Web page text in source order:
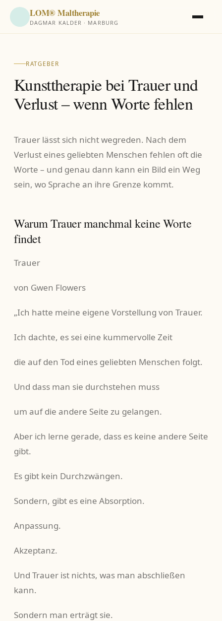
LOM® Maltherapie
DAGMAR KALDER · MARBURG
RATGEBER
Kunsttherapie bei Trauer und
Verlust – wenn Worte fehlen
Trauer lässt sich nicht wegreden. Nach dem
Verlust eines geliebten Menschen fehlen oft die
Worte – und genau dann kann ein Bild ein Weg
sein, wo Sprache an ihre Grenze kommt.
Warum Trauer manchmal keine Worte
findet
Trauer
von Gwen Flowers
„Ich hatte meine eigene Vorstellung von Trauer.
Ich dachte, es sei eine kummervolle Zeit
die auf den Tod eines geliebten Menschen folgt.
Und dass man sie durchstehen muss
um auf die andere Seite zu gelangen.
Aber ich lerne gerade, dass es keine andere Seite
gibt.
Es gibt kein Durchzwängen.
Sondern, gibt es eine Absorption.
Anpassung.
Akzeptanz.
Und Trauer ist nichts, was man abschließen
kann.
Sondern man erträgt sie.